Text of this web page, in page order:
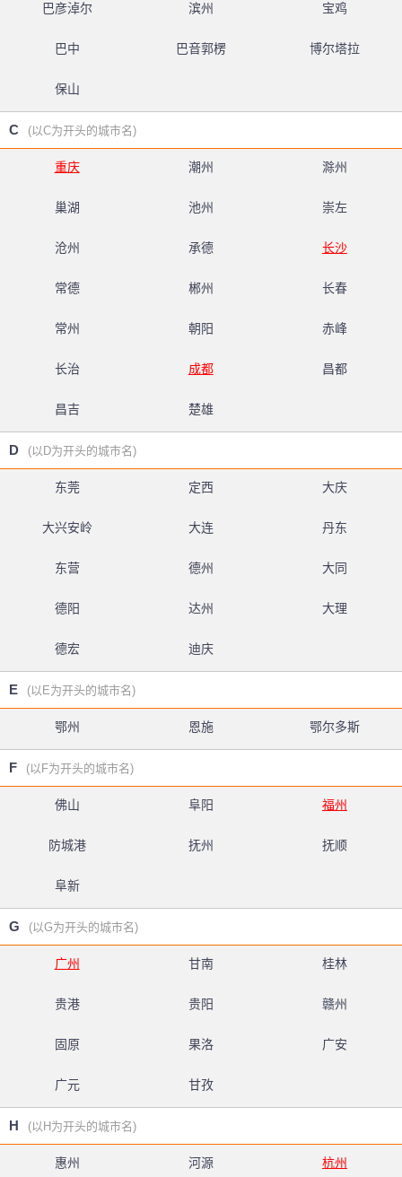
巴彦淖尔 滨州 宝鸡
巴中 巴音郭楞 博尔塔拉
保山
C (以C为开头的城市名)
重庆 潮州 滁州
巢湖 池州 崇左
沧州 承德 长沙
常德 郴州 长春
常州 朝阳 赤峰
长治 成都 昌都
昌吉 楚雄
D (以D为开头的城市名)
东莞 定西 大庆
大兴安岭 大连 丹东
东营 德州 大同
德阳 达州 大理
德宏 迪庆
E (以E为开头的城市名)
鄂州 恩施 鄂尔多斯
F (以F为开头的城市名)
佛山 阜阳 福州
防城港 抚州 抚顺
阜新
G (以G为开头的城市名)
广州 甘南 桂林
贵港 贵阳 赣州
固原 果洛 广安
广元 甘孜
H (以H为开头的城市名)
惠州 河源 杭州